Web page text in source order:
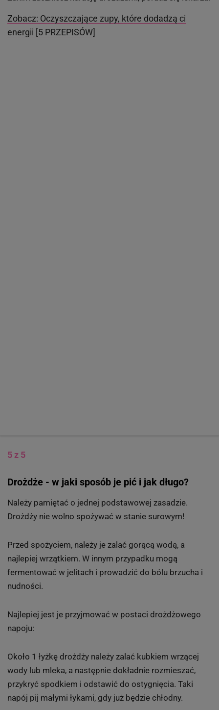
Zobacz: Oczyszczające zupy, które dodadzą ci
energii [5 PRZEPISÓW]
5 z 5
Drożdże - w jaki sposób je pić i jak długo?
Należy pamiętać o jednej podstawowej zasadzie.
Drożdży nie wolno spożywać w stanie surowym!
Przed spożyciem, należy je zalać gorącą wodą, a
najlepiej wrzątkiem. W innym przypadku mogą
fermentować w jelitach i prowadzić do bólu brzucha i
nudności.
Najlepiej jest je przyjmować w postaci drożdżowego
napoju:
Około 1 łyżkę drożdży należy zalać kubkiem wrzącej
wody lub mleka, a następnie dokładnie rozmieszać,
przykryć spodkiem i odstawić do ostygnięcia. Taki
napój pij małymi łykami, gdy już będzie chłodny.